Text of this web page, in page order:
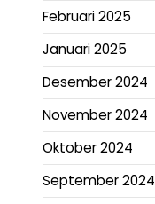
Februari 2025
Januari 2025
Desember 2024
November 2024
Oktober 2024
September 2024